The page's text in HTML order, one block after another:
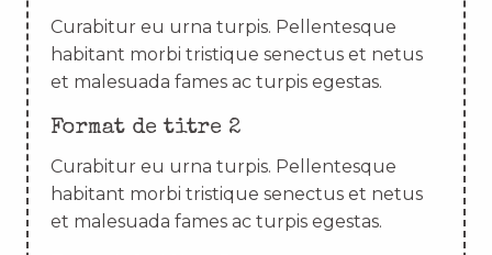
Curabitur eu urna turpis. Pellentesque
habitant morbi tristique senectus et netus
et malesuada fames ac turpis egestas.
Format de titre 2
Curabitur eu urna turpis. Pellentesque
habitant morbi tristique senectus et netus
et malesuada fames ac turpis egestas.